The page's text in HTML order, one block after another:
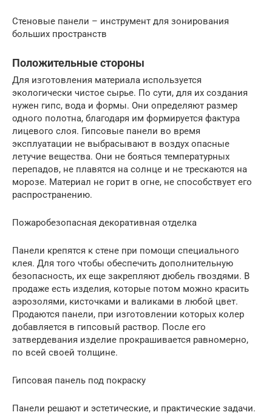
Стеновые панели – инструмент для зонирования
больших пространств
Положительные стороны
Для изготовления материала используется
экологически чистое сырье. По сути, для их создания
нужен гипс, вода и формы. Они определяют размер
одного полотна, благодаря им формируется фактура
лицевого слоя. Гипсовые панели во время
эксплуатации не выбрасывают в воздух опасные
летучие вещества. Они не бояться температурных
перепадов, не плавятся на солнце и не трескаются на
морозе. Материал не горит в огне, не способствует его
распространению.
Пожаробезопасная декоративная отделка
Панели крепятся к стене при помощи специального
клея. Для того чтобы обеспечить дополнительную
безопасность, их еще закрепляют дюбель гвоздями. В
продаже есть изделия, которые потом можно красить
аэрозолями, кисточками и валиками в любой цвет.
Продаются панели, при изготовлении которых колер
добавляется в гипсовый раствор. После его
затвердевания изделие прокрашивается равномерно,
по всей своей толщине.
Гипсовая панель под покраску
Панели решают и эстетические, и практические задачи.